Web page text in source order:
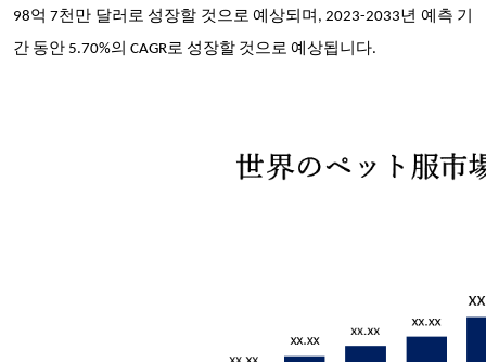
98억 7천만 달러로 성장할 것으로 예상되며, 2023-2033년 예측 기
간 동안 5.70%의 CAGR로 성장할 것으로 예상됩니다.